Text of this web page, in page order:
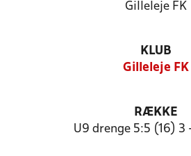
Gilleleje FK
KLUB
Gilleleje FK
RÆKKE
U9 drenge 5:5 (16) 3